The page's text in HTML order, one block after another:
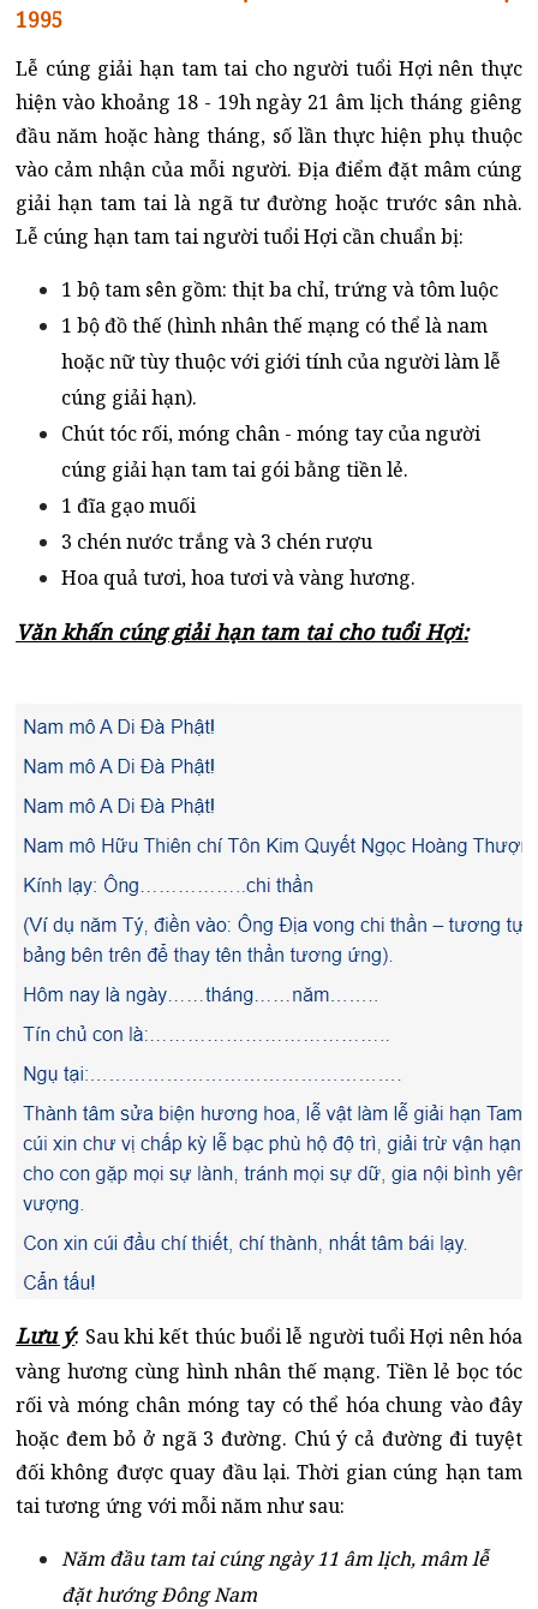
1995
Lễ cúng giải hạn tam tai cho người tuổi Hợi nên thực
hiện vào khoảng 18 - 19h ngày 21 âm lịch tháng giêng
đầu năm hoặc hàng tháng, số lần thực hiện phụ thuộc
vào cảm nhận của mỗi người. Địa điểm đặt mâm cúng
giải hạn tam tai là ngã tư đường hoặc trước sân nhà.
Lễ cúng hạn tam tai người tuổi Hợi cần chuẩn bị:
1 bộ tam sên gồm: thịt ba chỉ, trứng và tôm luộc
1 bộ đồ thế (hình nhân thế mạng có thể là nam
hoặc nữ tùy thuộc với giới tính của người làm lễ
cúng giải hạn).
Chút tóc rối, móng chân - móng tay của người
cúng giải hạn tam tai gói bằng tiền lẻ.
1 đĩa gạo muối
3 chén nước trắng và 3 chén rượu
Hoa quả tươi, hoa tươi và vàng hương.
Văn khấn cúng giải hạn tam tai cho tuổi Hợi:
Lưu ý: Sau khi kết thúc buổi lễ người tuổi Hợi nên hóa
vàng hương cùng hình nhân thế mạng. Tiền lẻ bọc tóc
rối và móng chân móng tay có thể hóa chung vào đây
hoặc đem bỏ ở ngã 3 đường. Chú ý cả đường đi tuyệt
đối không được quay đầu lại. Thời gian cúng hạn tam
tai tương ứng với mỗi năm như sau:
Năm đầu tam tai cúng ngày 11 âm lịch, mâm lễ
đặt hướng Đông Nam